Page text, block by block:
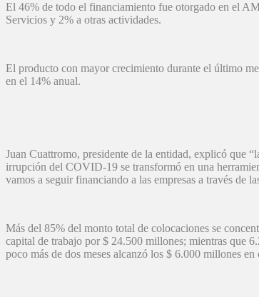
El 46% de todo el financiamiento fue otorgado en el
Servicios y 2% a otras actividades.
El producto con mayor crecimiento durante el último
en el 14% anual.
Juan Cuattromo, presidente de la entidad, explicó que
irrupción del COVID-19 se transformó en una
vamos a seguir financiando a las empresas a través de
Más del 85% del monto total de colocaciones se
capital de trabajo por $ 24.500 millones; mientras que
poco más de dos meses alcanzó los $ 6.000 millones en